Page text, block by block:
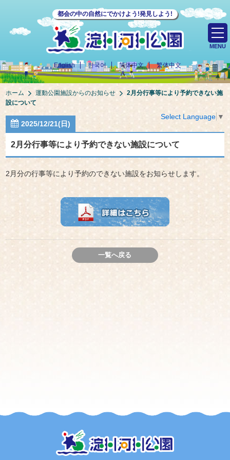
都会の中の自然にでかけよう!発見しよう!
English 한국어 简体中文 繁体中文
MENU
ホーム 運動公園施設からのお知らせ
2月分行事等により予約できない施
設について
Select Language ▼
2025/12/21(日)
2月分行事等により予約できない施設について
2月分の行事等により予約のできない施設をお知らせします。
一覧へ戻る